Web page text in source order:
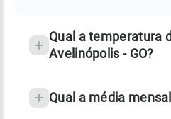
Qual a temperatura
Avelinópolis - GO?
Qual a média